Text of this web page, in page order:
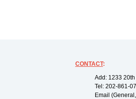
CONTACT:
Add: 1233
Tel: 202-861-
Email